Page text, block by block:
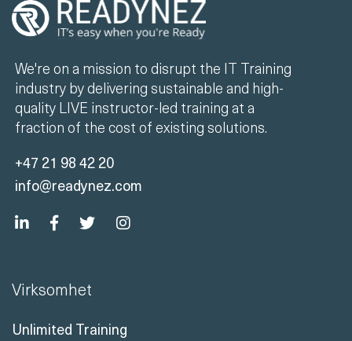
We're on a mission to disrupt the IT Training
industry by delivering sustainable and high-
quality LIVE instructor-led training at a
fraction of the cost of existing solutions.
+47 21 98 42 20
info@readynez.com
Virksomhet
Unlimited Training